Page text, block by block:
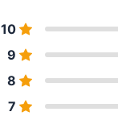
10
9
8
7